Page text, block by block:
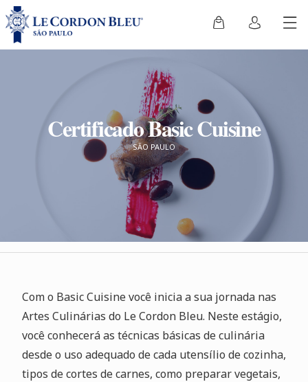
Certificado Basic Cuisine
SÃO PAULO
Com o Basic Cuisine você inicia a sua jornada nas
Artes Culinárias do Le Cordon Bleu. Neste estágio,
você conhecerá as técnicas básicas de culinária
desde o uso adequado de cada utensílio de cozinha,
tipos de cortes de carnes, como preparar vegetais,